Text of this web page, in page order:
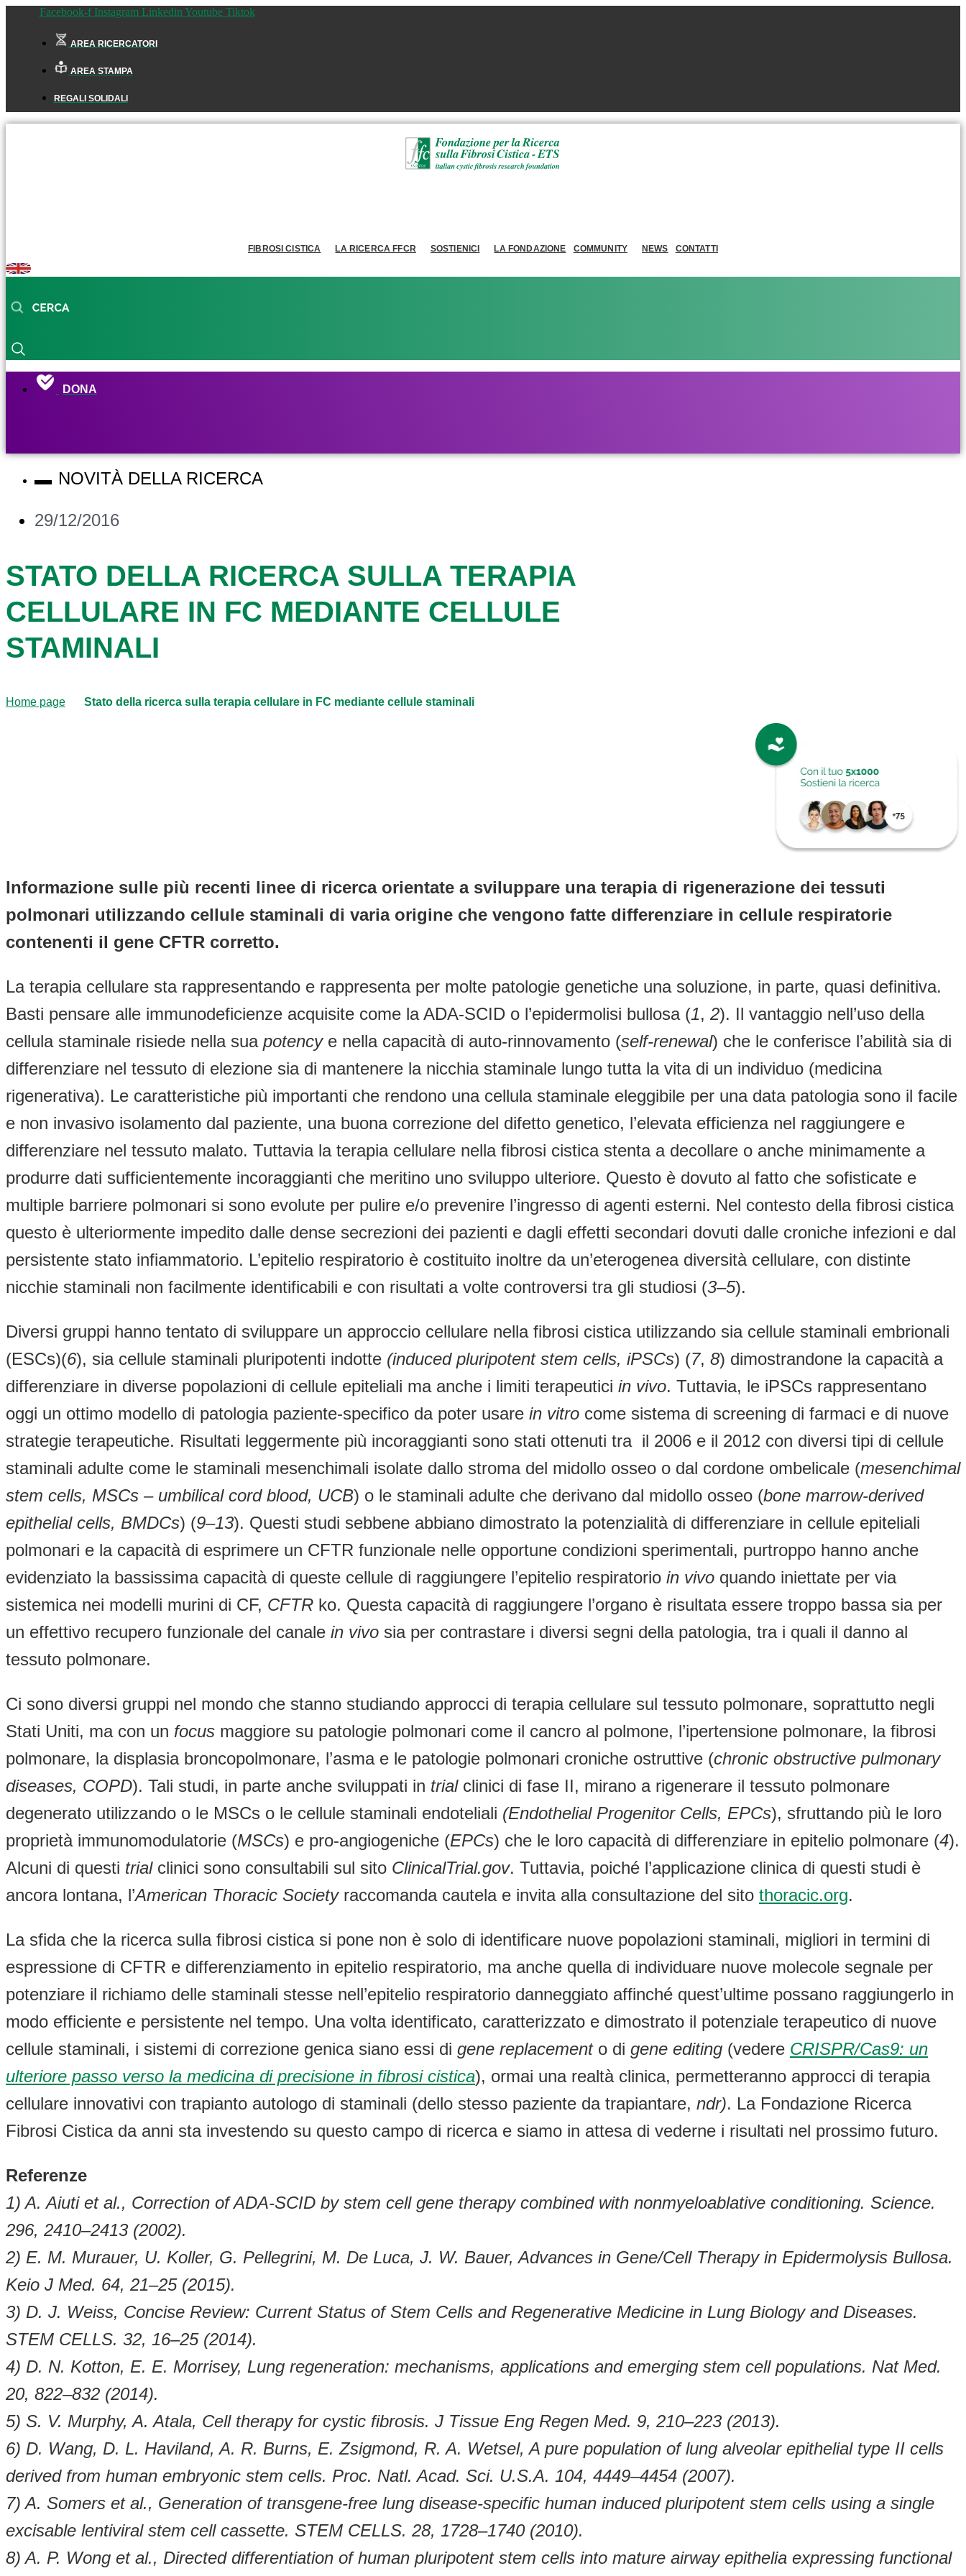
Facebook-f Instagram Linkedin Youtube Tiktok
AREA RICERCATORI
AREA STAMPA
REGALI SOLIDALI
FIBROSI CISTICA LA RICERCA FFCR SOSTIENICI LA FONDAZIONE COMMUNITY NEWS CONTATTI
DONA
NOVITÀ DELLA RICERCA
29/12/2016
STATO DELLA RICERCA SULLA TERAPIA
CELLULARE IN FC MEDIANTE CELLULE
STAMINALI
Home page Stato della ricerca sulla terapia cellulare in FC mediante cellule staminali
Informazione sulle più recenti linee di ricerca orientate a sviluppare una terapia di rigenerazione dei tessuti
polmonari utilizzando cellule staminali di varia origine che vengono fatte differenziare in cellule respiratorie
contenenti il gene CFTR corretto.
La terapia cellulare sta rappresentando e rappresenta per molte patologie genetiche una soluzione, in parte, quasi definitiva.
Basti pensare alle immunodeficienze acquisite come la ADA-SCID o l’epidermolisi bullosa (1, 2). Il vantaggio nell’uso della
cellula staminale risiede nella sua potencye nella capacità di auto-rinnovamento (self-renewal) che le conferisce l’abilità sia di
differenziare nel tessuto di elezione sia di mantenere la nicchia staminale lungo tutta la vita di un individuo (medicina
rigenerativa). Le caratteristiche più importanti che rendono una cellula staminale eleggibile per una data patologia sono il facile
e non invasivo isolamento dal paziente, una buona correzione del difetto genetico, l’elevata efficienza nel raggiungere e
differenziare nel tessuto malato. Tuttavia la terapia cellulare nella fibrosi cistica stenta a decollare o anche minimamente a
produrre dati sufficientemente incoraggianti che meritino uno sviluppo ulteriore. Questo è dovuto al fatto che sofisticate e
multiple barriere polmonari si sono evolute per pulire e/o prevenire l’ingresso di agenti esterni. Nel contesto della fibrosi cistica
questo è ulteriormente impedito dalle dense secrezioni dei pazienti e dagli effetti secondari dovuti dalle croniche infezioni e dal
persistente stato infiammatorio. L’epitelio respiratorio è costituito inoltre da un’eterogenea diversità cellulare, con distinte
nicchie staminali non facilmente identificabili e con risultati a volte controversi tra gli studiosi (3–5).
Diversi gruppi hanno tentato di sviluppare un approccio cellulare nella fibrosi cistica utilizzando sia cellule staminali embrionali
(ESCs)(6), sia cellule staminali pluripotenti indotte (induced pluripotent stem cells, iPSCs) (7, 8) dimostrandone la capacità a
differenziare in diverse popolazioni di cellule epiteliali ma anche i limiti terapeutici in vivo. Tuttavia, le iPSCs rappresentano
oggi un ottimo modello di patologia paziente-specifico da poter usare in vitro come sistema di screening di farmaci e di nuove
strategie terapeutiche. Risultati leggermente più incoraggianti sono stati ottenuti tra il 2006 e il 2012 con diversi tipi di cellule
staminali adulte come le staminali mesenchimali isolate dallo stroma del midollo osseo o dal cordone ombelicale (mesenchimal
stem cells, MSCs – umbilical cord blood, UCB) o le staminali adulte che derivano dal midollo osseo (bone marrow-derived
epithelial cells, BMDCs) (9–13). Questi studi sebbene abbiano dimostrato la potenzialità di differenziare in cellule epiteliali
polmonari e la capacità di esprimere un CFTR funzionale nelle opportune condizioni sperimentali, purtroppo hanno anche
evidenziato la bassissima capacità di queste cellule di raggiungere l’epitelio respiratorio in vivo quando iniettate per via
sistemica nei modelli murini di CF, CFTR ko. Questa capacità di raggiungere l’organo è risultata essere troppo bassa sia per
un effettivo recupero funzionale del canale in vivo sia per contrastare i diversi segni della patologia, tra i quali il danno al
tessuto polmonare.
Ci sono diversi gruppi nel mondo che stanno studiando approcci di terapia cellulare sul tessuto polmonare, soprattutto negli
Stati Uniti, ma con un focus maggiore su patologie polmonari come il cancro al polmone, l’ipertensione polmonare, la fibrosi
polmonare, la displasia broncopolmonare, l’asma e le patologie polmonari croniche ostruttive (chronic obstructive pulmonary
diseases, COPD). Tali studi, in parte anche sviluppati in trialclinici di fase II, mirano a rigenerare il tessuto polmonare
degenerato utilizzando o le MSCs o le cellule staminali endoteliali (Endothelial Progenitor Cells, EPCs), sfruttando più le loro
proprietà immunomodulatorie (MSCs) e pro-angiogeniche (EPCs) che le loro capacità di differenziare in epitelio polmonare (4).
Alcuni di questi trialclinici sono consultabili sul sito ClinicalTrial.gov. Tuttavia, poiché l’applicazione clinica di questi studi è
ancora lontana, l’American Thoracic Societyraccomanda cautela e invita alla consultazione del sito thoracic.org.
La sfida che la ricerca sulla fibrosi cistica si pone non è solo di identificare nuove popolazioni staminali, migliori in termini di
espressione di CFTR e differenziamento in epitelio respiratorio, ma anche quella di individuare nuove molecole segnale per
potenziare il richiamo delle staminali stesse nell’epitelio respiratorio danneggiato affinché quest’ultime possano raggiungerlo in
modo efficiente e persistente nel tempo. Una volta identificato, caratterizzato e dimostrato il potenziale terapeutico di nuove
cellule staminali, i sistemi di correzione genica siano essi di gene replacemento di gene editing (vedere CRISPR/Cas9: un
ulteriore passo verso la medicina di precisione in fibrosi cistica), ormai una realtà clinica, permetteranno approcci di terapia
cellulare innovativi con trapianto autologo di staminali (dello stesso paziente da trapiantare, ndr). La Fondazione Ricerca
Fibrosi Cistica da anni sta investendo su questo campo di ricerca e siamo in attesa di vederne i risultati nel prossimo futuro.
Referenze
1) A. Aiuti et al., Correction of ADA-SCID by stem cell gene therapy combined with nonmyeloablative conditioning. Science.
296, 2410–2413 (2002).
2) E. M. Murauer, U. Koller, G. Pellegrini, M. De Luca, J. W. Bauer, Advances in Gene/Cell Therapy in Epidermolysis Bullosa.
Keio J Med. 64, 21–25 (2015).
3) D. J. Weiss, Concise Review: Current Status of Stem Cells and Regenerative Medicine in Lung Biology and Diseases.
STEM CELLS. 32, 16–25 (2014).
4) D. N. Kotton, E. E. Morrisey, Lung regeneration: mechanisms, applications and emerging stem cell populations. Nat Med.
20, 822–832 (2014).
5) S. V. Murphy, A. Atala, Cell therapy for cystic fibrosis. J Tissue Eng Regen Med. 9, 210–223 (2013).
6) D. Wang, D. L. Haviland, A. R. Burns, E. Zsigmond, R. A. Wetsel, A pure population of lung alveolar epithelial type II cells
derived from human embryonic stem cells. Proc. Natl. Acad. Sci. U.S.A. 104, 4449–4454 (2007).
7) A. Somers et al., Generation of transgene-free lung disease-specific human induced pluripotent stem cells using a single
excisable lentiviral stem cell cassette. STEM CELLS. 28, 1728–1740 (2010).
8) A. P. Wong et al., Directed differentiation of human pluripotent stem cells into mature airway epithelia expressing functional